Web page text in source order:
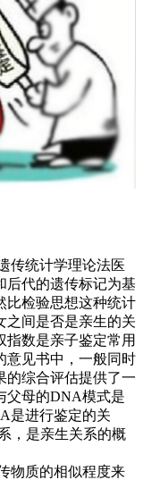
传统计学理论法医
后代的遗传标记为基
比检验思想这种统计
之间是否是亲生的关
指数是亲子鉴定常用
意见书中，一般同时
的综合评估提供了一
父母的DNA模式是
是进行鉴定的关
，是亲生关系的概
物质的相似程度来